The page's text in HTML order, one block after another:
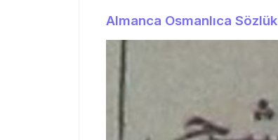
Almanca Osmanlıca Sözlük